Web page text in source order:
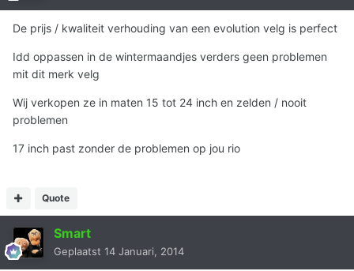
De prijs / kwaliteit verhouding van een evolution velg is perfect
Idd oppassen in de wintermaandjes verders geen problemen
mit dit merk velg
Wij verkopen ze in maten 15 tot 24 inch en zelden / nooit
problemen
17 inch past zonder de problemen op jou rio
Quote
Smart
Geplaatst 14 Januari, 2014